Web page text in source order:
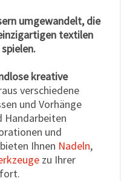
umgewandelt, die
textilen
kreative
verschiedene
und Vorhänge
Handarbeiten
und
Ihnen Nadeln,
zu Ihrer